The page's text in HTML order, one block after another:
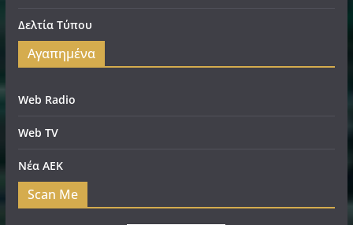
Δελτία Τύπου
Αγαπημένα
Web Radio
Web TV
Νέα ΑΕΚ
Scan Me